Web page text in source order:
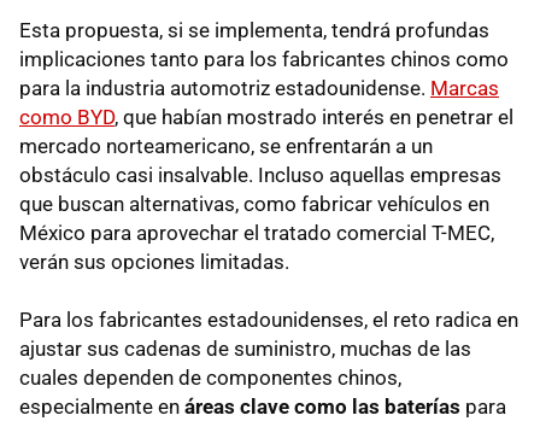
Esta propuesta, si se implementa, tendrá profundas
implicaciones tanto para los fabricantes chinos como
para la industria automotriz estadounidense. Marcas
como BYD, que habían mostrado interés en penetrar el
mercado norteamericano, se enfrentarán a un
obstáculo casi insalvable. Incluso aquellas empresas
que buscan alternativas, como fabricar vehículos en
México para aprovechar el tratado comercial T-MEC,
verán sus opciones limitadas.
Para los fabricantes estadounidenses, el reto radica en
ajustar sus cadenas de suministro, muchas de las
cuales dependen de componentes chinos,
especialmente en áreas clave como las baterías para